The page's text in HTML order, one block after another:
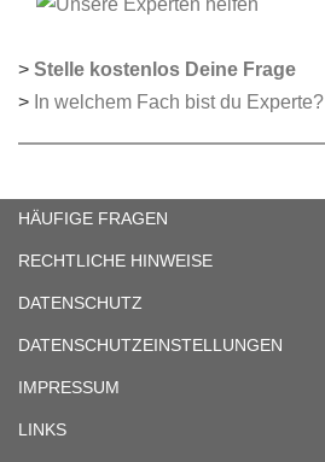
> Stelle kostenlos Deine Frage
> In welchem Fach bist du Experte?
HÄUFIGE FRAGEN
RECHTLICHE HINWEISE
DATENSCHUTZ
DATENSCHUTZEINSTELLUNGEN
IMPRESSUM
LINKS